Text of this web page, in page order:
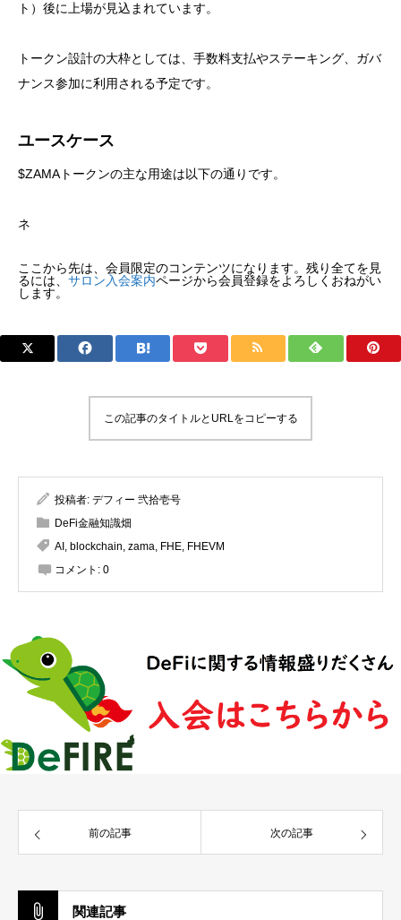
ト）後に上場が見込まれています。
トークン設計の大枠としては、手数料支払やステーキング、ガバ
ナンス参加に利用される予定です。
ユースケース
$ZAMAトークンの主な用途は以下の通りです。
ネ
ここから先は、会員限定のコンテンツになります。残り全てを見
るには、 サロン入会案内ページから会員登録をよろしくおねがい
します。
この記事のタイトルとURLをコピーする
投稿者: デフィー 弐拾壱号
DeFi金融知識畑
AI blockchain zama FHE FHEVM
コメント: 0
前の記事 次の記事
関連記事